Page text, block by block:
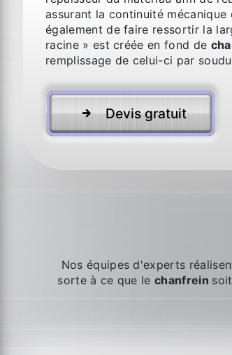
assurant la continuité mécanique
également de faire ressortir la
racine » est créée en fond de
remplissage de celui-ci par
Devis gratuit
Nos équipes d'experts
sorte à ce que lechanfrein